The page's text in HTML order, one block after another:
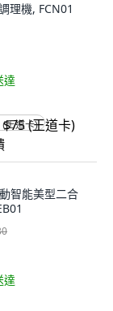
理機, FCN01
達
王道卡)
智能美型二合
達